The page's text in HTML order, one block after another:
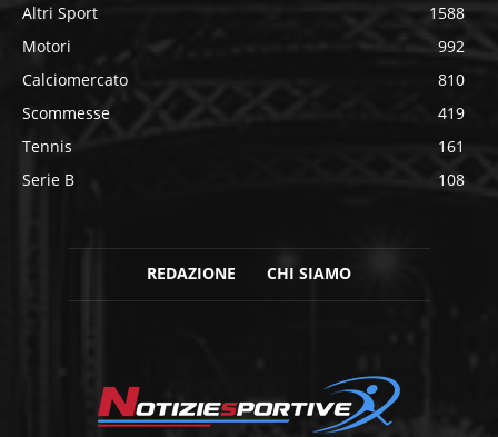
Altri Sport
1588
Motori
992
Calciomercato
810
Scommesse
419
Tennis
161
Serie B
108
REDAZIONE CHI SIAMO